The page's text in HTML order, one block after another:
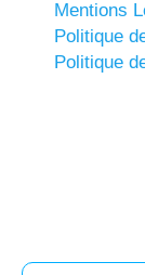
Mentions
Politique
Politique